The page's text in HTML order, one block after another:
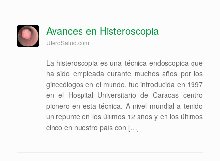
Avances en Histeroscopia
UteroSalud.com
La histeroscopia es una técnica endoscopica que
ha sido empleada durante muchos años por los
ginecólogos en el mundo, fue introducida en 1997
en el Hospital Universitario de Caracas centro
pionero en esta técnica. A nivel mundial a tenido
un repunte en los últimos 12 años y en los últimos
cinco en nuestro país con […]